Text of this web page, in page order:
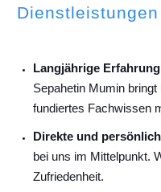
Langjährige
Sepahetin Mumin
fundiertes Fachwissen
Direkte und
bei uns im Mittelpunkt.
Zufriedenheit.